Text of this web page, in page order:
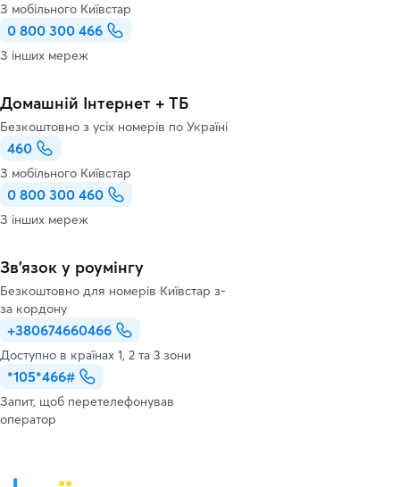
З мобільного Київстар
0 800 300 466
З інших мереж
Домашній Інтернет + ТБ
Безкоштовно з усіх номерів по Україні
460
З мобільного Київстар
0 800 300 460
З інших мереж
Зв’язок у роумінгу
Безкоштовно для номерів Київстар з-
за кордону
+380674660466
Доступно в країнах 1, 2 та 3 зони
*105*466#
Запит, щоб перетелефонував
оператор